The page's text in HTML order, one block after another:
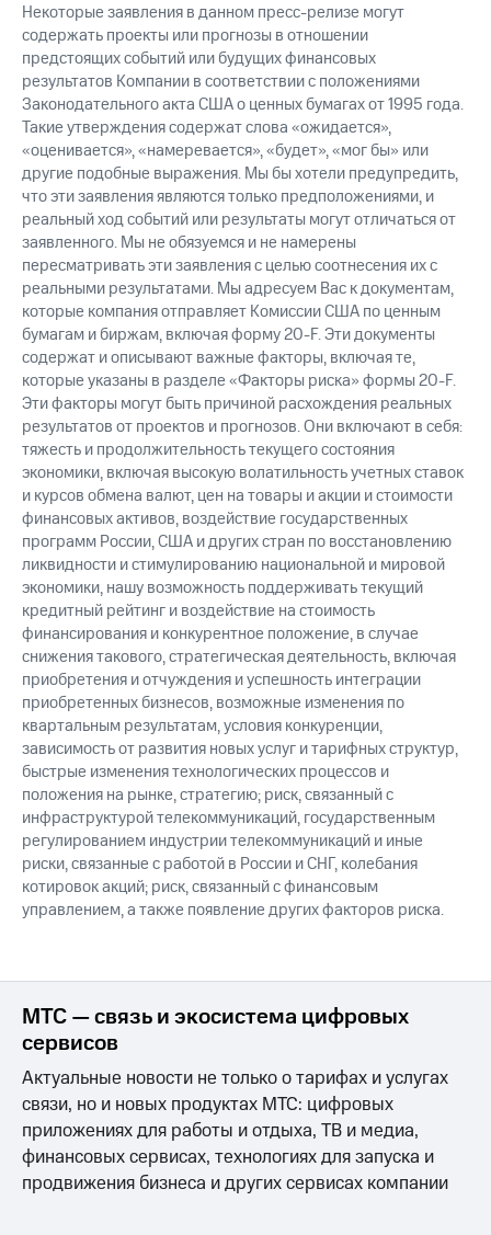
Некоторые заявления в данном пресс-релизе могут
содержать проекты или прогнозы в отношении
предстоящих событий или будущих финансовых
результатов Компании в соответствии с положениями
Законодательного акта США о ценных бумагах от 1995 года.
Такие утверждения содержат слова «ожидается»,
«оценивается», «намеревается», «будет», «мог бы» или
другие подобные выражения. Мы бы хотели предупредить,
что эти заявления являются только предположениями, и
реальный ход событий или результаты могут отличаться от
заявленного. Мы не обязуемся и не намерены
пересматривать эти заявления с целью соотнесения их с
реальными результатами. Мы адресуем Вас к документам,
которые компания отправляет Комиссии США по ценным
бумагам и биржам, включая форму 20-F. Эти документы
содержат и описывают важные факторы, включая те,
которые указаны в разделе «Факторы риска» формы 20-F.
Эти факторы могут быть причиной расхождения реальных
результатов от проектов и прогнозов. Они включают в себя:
тяжесть и продолжительность текущего состояния
экономики, включая высокую волатильность учетных ставок
и курсов обмена валют, цен на товары и акции и стоимости
финансовых активов, воздействие государственных
программ России, США и других стран по восстановлению
ликвидности и стимулированию национальной и мировой
экономики, нашу возможность поддерживать текущий
кредитный рейтинг и воздействие на стоимость
финансирования и конкурентное положение, в случае
снижения такового, стратегическая деятельность, включая
приобретения и отчуждения и успешность интеграции
приобретенных бизнесов, возможные изменения по
квартальным результатам, условия конкуренции,
зависимость от развития новых услуг и тарифных структур,
быстрые изменения технологических процессов и
положения на рынке, стратегию; риск, связанный с
инфраструктурой телекоммуникаций, государственным
регулированием индустрии телекоммуникаций и иные
риски, связанные с работой в России и СНГ, колебания
котировок акций; риск, связанный с финансовым
управлением, а также появление других факторов риска.
МТС — связь и экосистема цифровых
сервисов
Актуальные новости не только о тарифах и услугах
связи, но и новых продуктах МТС: цифровых
приложениях для работы и отдыха, ТВ и медиа,
финансовых сервисах, технологиях для запуска и
продвижения бизнеса и других сервисах компании